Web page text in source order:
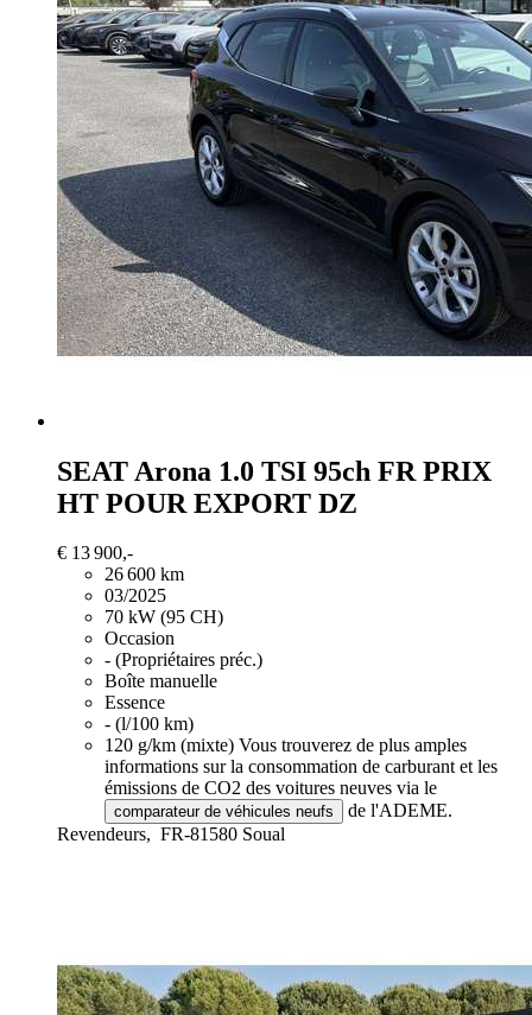
SEAT Arona 1.0 TSI 95ch FR PRIX
HT POUR EXPORT DZ
€ 13 900,-
26 600 km
03/2025
70 kW (95 CH)
Occasion
- (Propriétaires préc.)
Boîte manuelle
Essence
- (l/100 km)
120 g/km (mixte) Vous trouverez de plus amples
informations sur la consommation de carburant et les
émissions de CO2 des voitures neuves via le
comparateur de véhicules neufs
de l'ADEME.
Revendeurs, FR-81580 Soual